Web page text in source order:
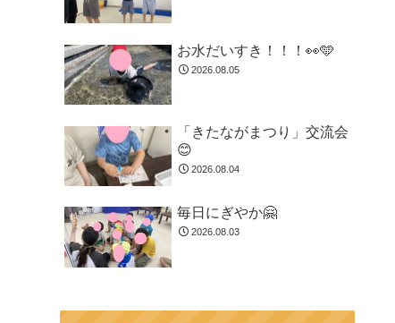
お水だいすき！！！👀🩵
2026.08.05
「きたながまつり」交流会
😊
2026.08.04
毎日にぎやか🤗
2026.08.03